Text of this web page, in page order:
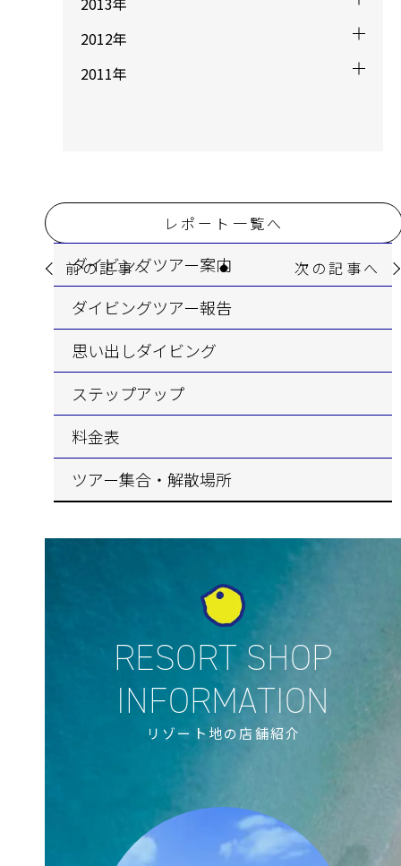
2012年
2011年
前の記事へ
レポート一覧へ
次の記事へ
ダイビングツアー案内
ダイビングツアー報告
思い出しダイビング
ステップアップ
料金表
ツアー集合・解散場所
リゾート地の店舗紹介